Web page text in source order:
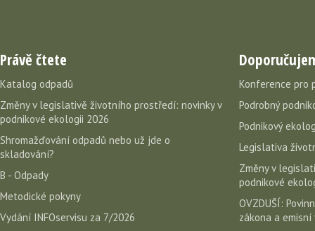
Právě čtete
Katalog odpadů
Změny v legislativě životního prostředí: novinky v
podnikové ekologii 2026
Shromažďování odpadů nebo už jde o
skladování?
B - Odpady
Metodické pokyny
Vydání INFOservisu za 7/2026
Konference pro
Podrobný
Podnikový
Legislativa
Změny v
podnikové
OVZDUŠÍ:
zákona a emisní